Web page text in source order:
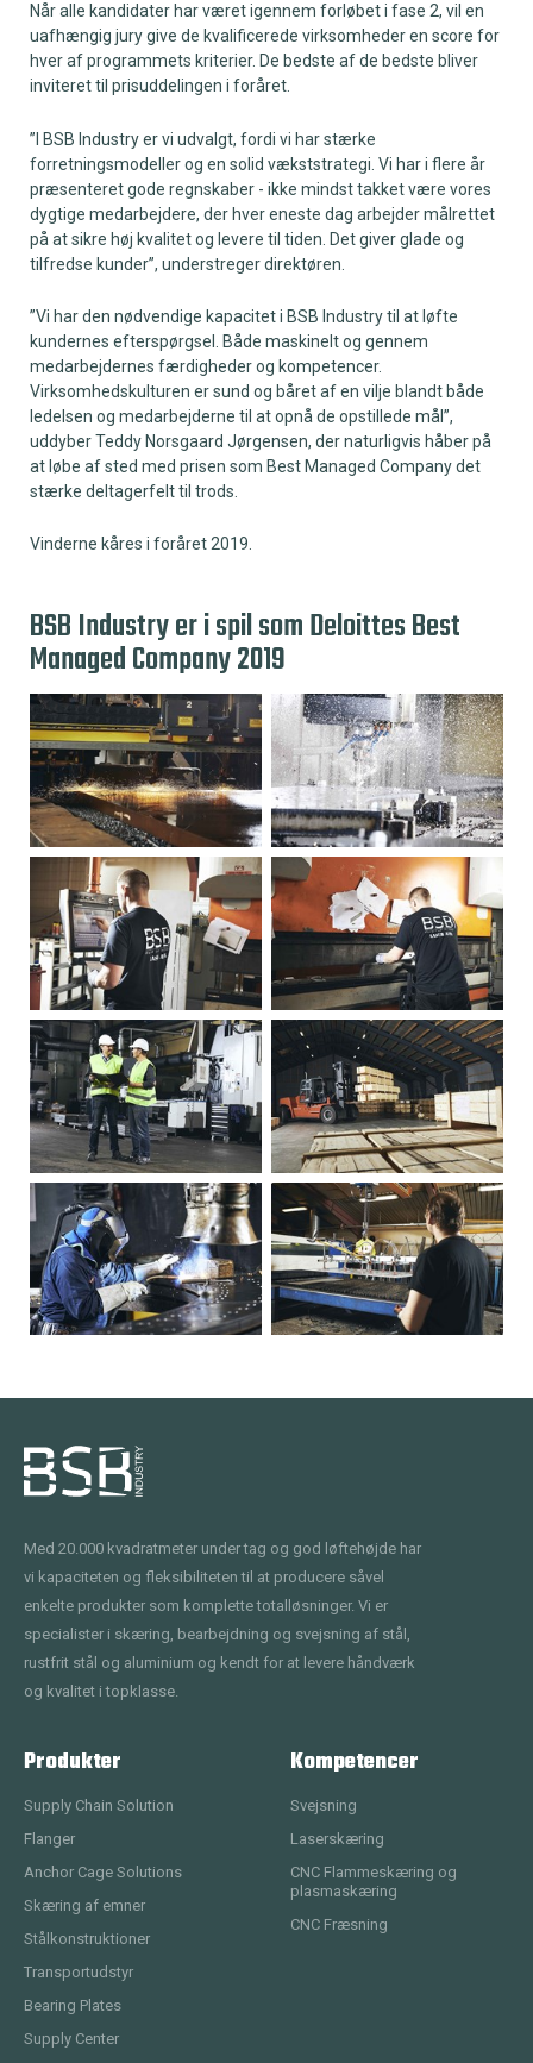
Når alle kandidater har været igennem forløbet i fase 2, vil en
uafhængig jury give de kvalificerede virksomheder en score for
hver af programmets kriterier. De bedste af de bedste bliver
inviteret til prisuddelingen i foråret.
”I BSB Industry er vi udvalgt, fordi vi har stærke
forretningsmodeller og en solid vækststrategi. Vi har i flere år
præsenteret gode regnskaber - ikke mindst takket være vores
dygtige medarbejdere, der hver eneste dag arbejder målrettet
på at sikre høj kvalitet og levere til tiden. Det giver glade og
tilfredse kunder”, understreger direktøren.
”Vi har den nødvendige kapacitet i BSB Industry til at løfte
kundernes efterspørgsel. Både maskinelt og gennem
medarbejdernes færdigheder og kompetencer.
Virksomhedskulturen er sund og båret af en vilje blandt både
ledelsen og medarbejderne til at opnå de opstillede mål”,
uddyber Teddy Norsgaard Jørgensen, der naturligvis håber på
at løbe af sted med prisen som Best Managed Company det
stærke deltagerfelt til trods.
Vinderne kåres i foråret 2019.
BSB Industry er i spil som Deloittes Best
Managed Company 2019
Med 20.000 kvadratmeter under tag og god løftehøjde har
vi kapaciteten og fleksibiliteten til at producere såvel
enkelte produkter som komplette totalløsninger. Vi er
specialister i skæring, bearbejdning og svejsning af stål,
rustfrit stål og aluminium og kendt for at levere håndværk
og kvalitet i topklasse.
Produkter
Supply Chain Solution
Flanger
Anchor Cage Solutions
Skæring af emner
Stålkonstruktioner
Transportudstyr
Bearing Plates
Supply Center
Kompetencer
Svejsning
Laserskæring
CNC Flammeskæring og
plasmaskæring
CNC Fræsning